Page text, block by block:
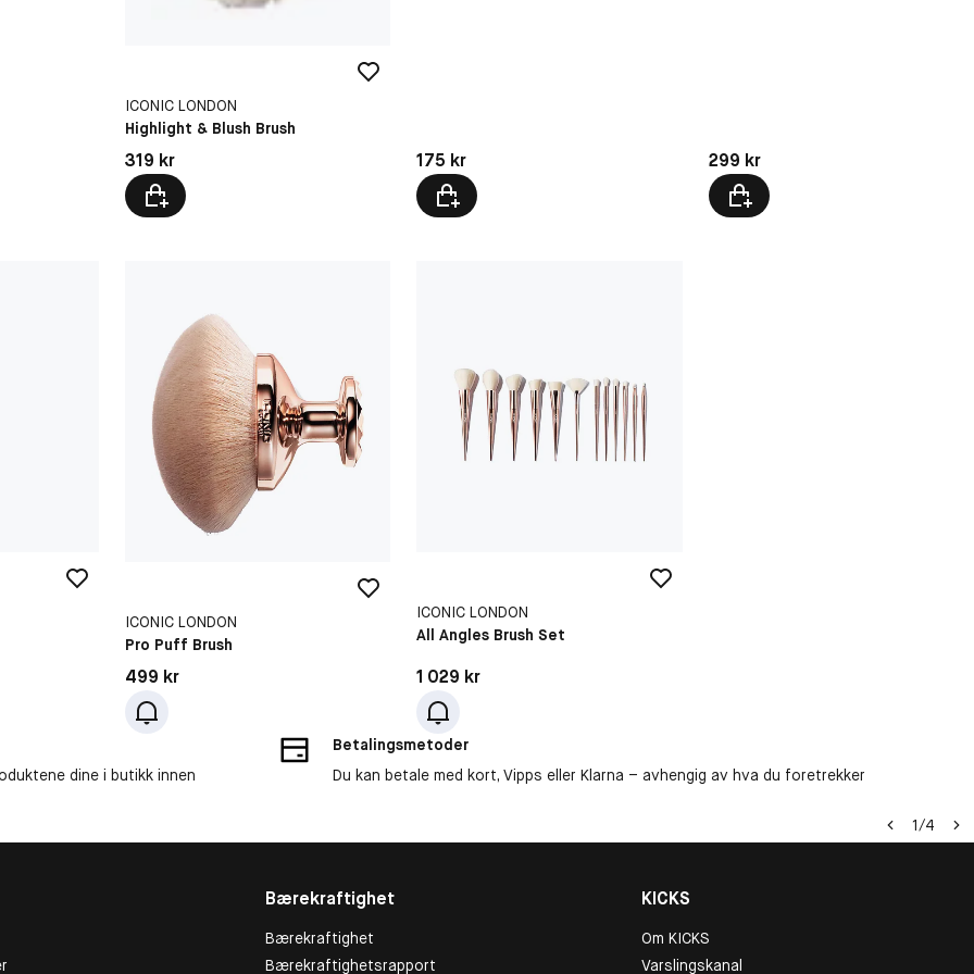
ICONIC LONDON
Highlight & Blush Brush
Pris: 319 kr
319 kr Pris: 175 kr
175 kr Pris: 299 kr
299 kr
ICONIC LONDON
Pro Puff Brush
Pris: 499 kr
499 kr
ICONIC LONDON
All Angles Brush Set
Pris: 1 029 kr
1 029 kr
dine i butikk innen
Betalingsmetoder
Du kan betale med kort, Vipps eller Klarna – avhengig av hva du foretrekker
1/4
Bærekraftighet
Bærekraftighet
Bærekraftighetsrapport
KICKS
Om KICKS
Varslingskanal